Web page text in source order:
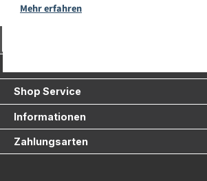
Mehr erfahren
Shop Service
Informationen
Zahlungsarten